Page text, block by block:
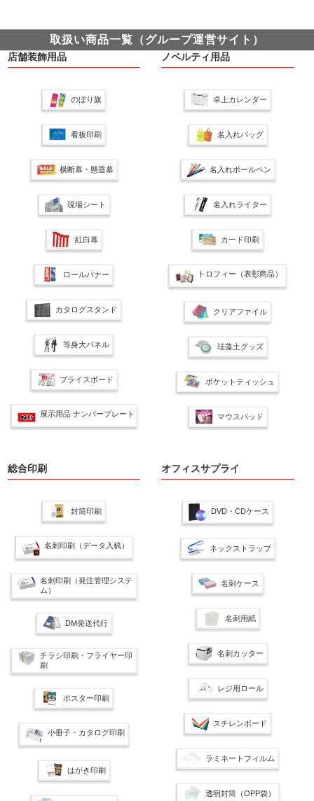
取扱い商品一覧（グループ運営サイト）
店舗装飾用品
のぼり旗
看板印刷
横断幕・懸垂幕
現場シート
紅白幕
ロールバナー
カタログスタンド
等身大パネル
プライスボード
展示用品 ナンバープレート
ノベルティ用品
卓上カレンダー
名入れバッグ
名入れボールペン
名入れライター
カード印刷
トロフィー（表彰商品）
クリアファイル
珪藻土グッズ
ポケットティッシュ
マウスパッド
総合印刷
封筒印刷
名刺印刷（データ入稿）
名刺印刷（発注管理システ
ム）
DM発送代行
チラシ印刷・フライヤー印
刷
ポスター印刷
小冊子・カタログ印刷
はがき印刷
オフィスサプライ
DVD・CDケース
ネックストラップ
名刺ケース
名刺用紙
名刺カッター
レジ用ロール
スチレンボード
ラミネートフィルム
透明封筒（OPP袋）